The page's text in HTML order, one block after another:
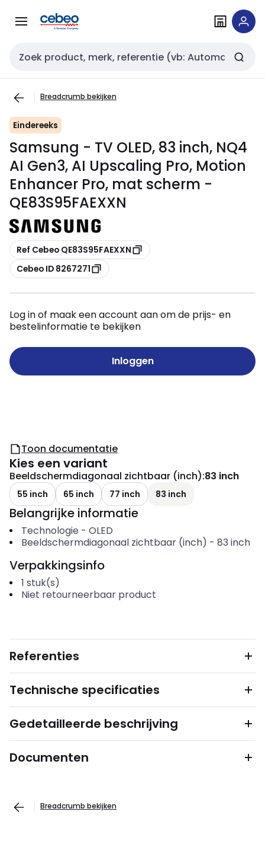
naar
naar
Zoekveld invoer
Breadcrumb bekijken
Eindereeks
Samsung - TV OLED, 83 inch, NQ4
AI Gen3, AI Upscaling Pro, Motion
Enhancer Pro, mat scherm -
QE83S95FAEXXN
Kopiëren
Ref Cebeo QE83S95FAEXXN
Kopiëren
Cebeo ID 8267271
Log in of maak een account aan om de prijs- en
bestelinformatie te bekijken
Inloggen
Toon documentatie
Kies een variant
Beeldschermdiagonaal zichtbaar (inch):83 inch
55 inch 65 inch 77 inch 83 inch
Belangrijke informatie
Technologie - OLED
Beeldschermdiagonaal zichtbaar (inch) - 83 inch
Verpakkingsinfo
1 stuk(s)
Niet retourneerbaar product
Referenties
Technische specificaties
Gedetailleerde beschrijving
Documenten
Breadcrumb bekijken